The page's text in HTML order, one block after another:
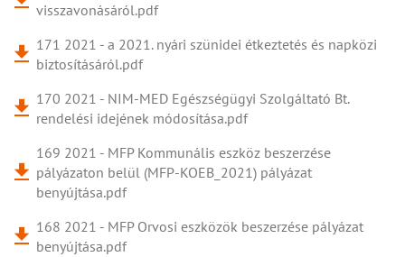
visszavonásáról.pdf
171 2021 - a 2021. nyári szünidei étkeztetés és napközi
biztosításáról.pdf
170 2021 - NIM-MED Egészségügyi Szolgáltató Bt.
rendelési idejének módosítása.pdf
169 2021 - MFP Kommunális eszköz beszerzése
pályázaton belül (MFP-KOEB_2021) pályázat
benyújtása.pdf
168 2021 - MFP Orvosi eszközök beszerzése pályázat
benyújtása.pdf